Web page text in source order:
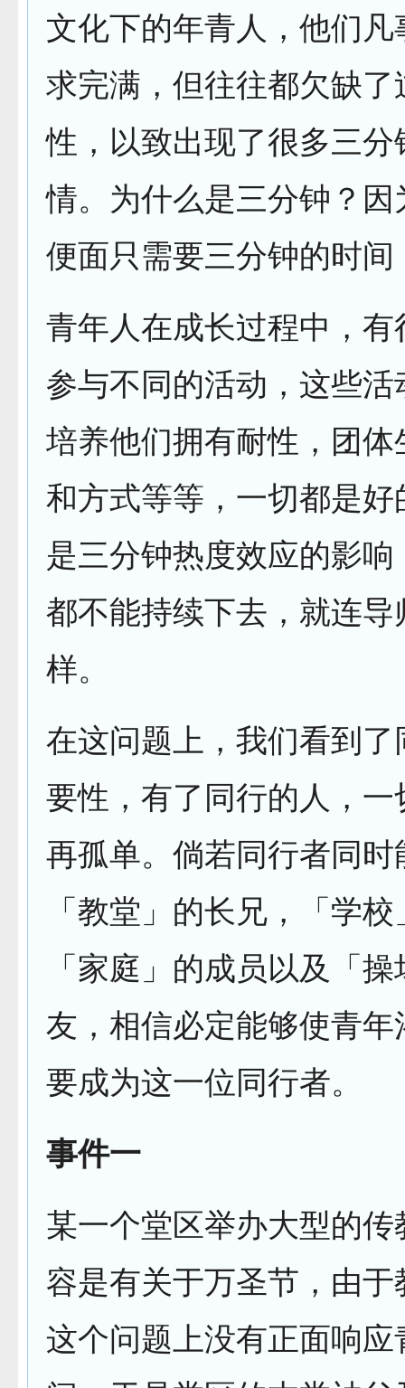
文化下的年青人，他们
求完满，但往往都欠缺
性，以致出现了很多三
情。为什么是三分钟？
便面只需要三分钟的时间
青年人在成长过程中，
参与不同的活动，这些
培养他们拥有耐性，团
和方式等等，一切都是
是三分钟热度效应的影
都不能持续下去，就连
样。
在这问题上，我们看到
要性，有了同行的人，
再孤单。倘若同行者同
「教堂」的长兄，「学
「家庭」的成员以及「
友，相信必定能够使青
要成为这一位同行者。
事件一
某一个堂区举办大型的
容是有关于万圣节，由
这个问题上没有正面响应